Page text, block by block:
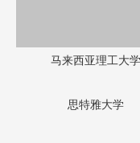
马来西亚理工大学
思特雅大学